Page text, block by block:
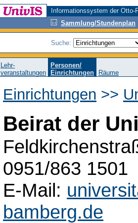
Informationssystem der
Sammlung/Stundenplan
Suche:
Lehr-
veranstaltungen
Personen/
Einrichtungen
Räume
Einrichtungen >>
Beirat der
0951/863 1501
E-Mail:
bamberg.de